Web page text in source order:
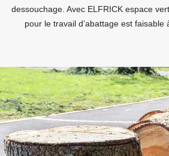
dessouchage. Avec ELFRICK espace
pour le travail d’abattage est faisable